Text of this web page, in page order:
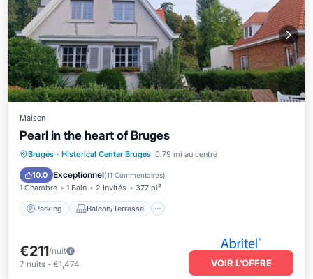
Maison
Pearl in the heart of Bruges
Bruges · Historical Center Bruges 0.79 mi au centre
10.0 Exceptionnel(11 Commentaires)
1 Chambre 1 Bain 2 Invités 377 pi²
Parking Balcon/Terrasse
Parking Balcon/Terrasse
Cuisine
Climatisation
€211/nuit
7 nuits - €1,474 VOIR L’OFFRE